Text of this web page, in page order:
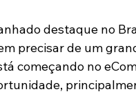
destaque no
precisar de um
começando no